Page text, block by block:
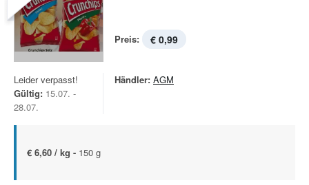
Preis: € 0,99
Leider verpasst!
Gültig: 15.07. -
28.07.
Händler: AGM
€ 6,60 / kg - 150 g